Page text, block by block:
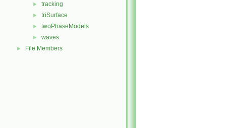
► tracking
► triSurface
► twoPhaseModels
► waves
► File Members